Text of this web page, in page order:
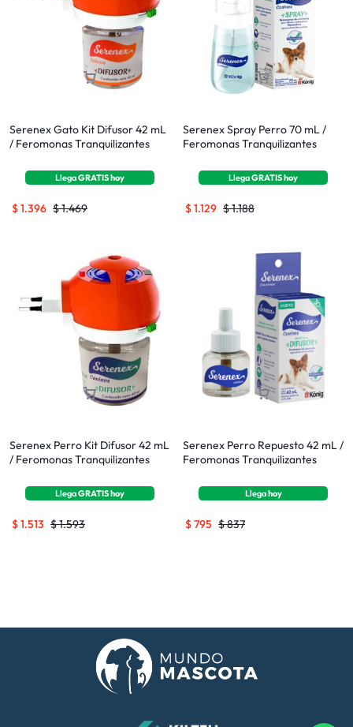
Serenex Gato Kit Difusor 42 mL
/ Feromonas Tranquilizantes
LlegaGRATIShoy
$1.469
$1.396
Serenex Spray Perro 70 mL /
Feromonas Tranquilizantes
LlegaGRATIShoy
$1.188
$1.129
Serenex Perro Kit Difusor 42 mL
/ Feromonas Tranquilizantes
LlegaGRATIShoy
$1.593
$1.513
Serenex Perro Repuesto 42 mL /
Feromonas Tranquilizantes
Llegahoy
$837
$795